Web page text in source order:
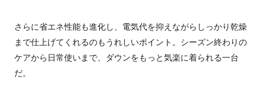
さらに省エネ性能も進化し、電気代を抑えながらしっかり乾燥
まで仕上げてくれるのもうれしいポイント。シーズン終わりの
ケアから日常使いまで、ダウンをもっと気楽に着られる一台
だ。